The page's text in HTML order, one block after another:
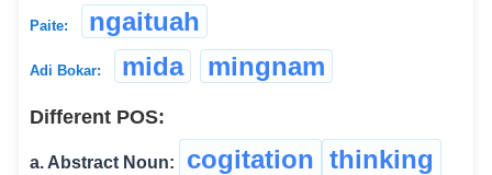
Paite: ngaituah
Adi Bokar: mida mingnam
Different POS:
a. Abstract Noun: cogitation thinking